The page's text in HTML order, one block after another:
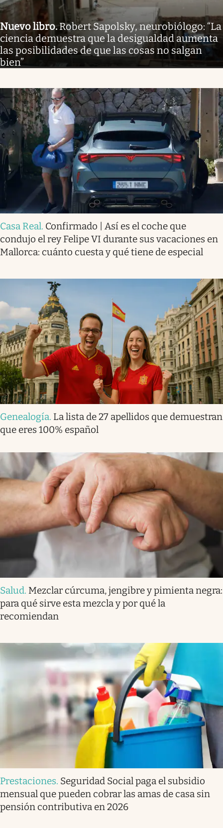
Nuevo libro.Robert Sapolsky, neurobiólogo: “La
ciencia demuestra que la desigualdad aumenta
las posibilidades de que las cosas no salgan
bien”
Casa Real. Confirmado | Así es el coche que
condujo el rey Felipe VI durante sus vacaciones en
Mallorca: cuánto cuesta y qué tiene de especial
Genealogía. La lista de 27 apellidos que demuestran
que eres 100% español
Salud. Mezclar cúrcuma, jengibre y pimienta negra:
para qué sirve esta mezcla y por qué la
recomiendan
Prestaciones. Seguridad Social paga el subsidio
mensual que pueden cobrar las amas de casa sin
pensión contributiva en 2026